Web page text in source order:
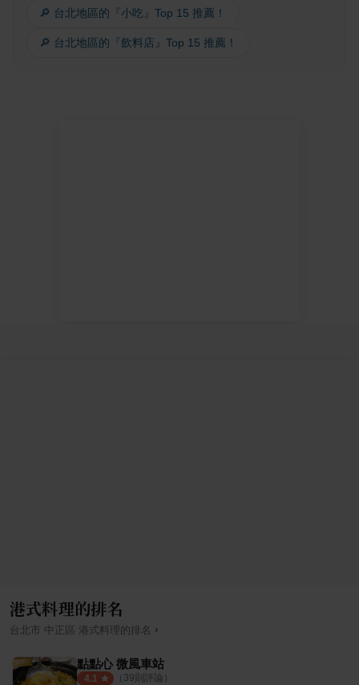
🔎 台北地區的『小吃』Top 15 推薦！
🔎 台北地區的『飲料店』Top 15 推薦！
港式料理的排名
台北市 中正區 港式料理 的排名 ›
點點心 微風車站
4.1 （ 39則評論）